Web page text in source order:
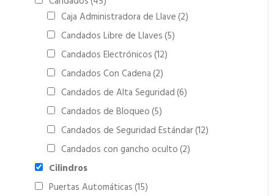
Caja Administradora de Llave(2)
Candados Libre de Llaves(5)
Candados Electrónicos(12)
Candados Con Cadena(2)
Candados de Alta Seguridad(6)
Candados de Bloqueo(5)
Candados de Seguridad Estándar(12)
Candados con gancho oculto(2)
Cilindros
Puertas Automáticas(15)